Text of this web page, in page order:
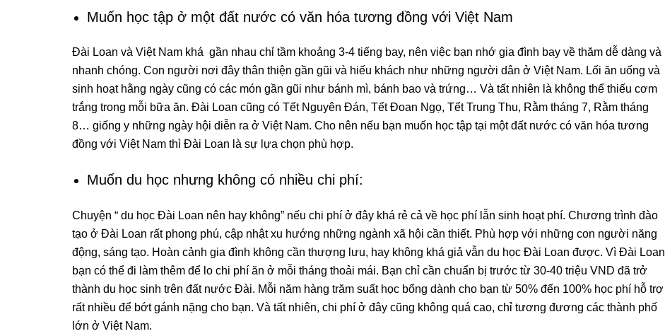
Muốn học tập ở một đất nước có văn hóa tương đồng với Việt Nam
Đài Loan và Việt Nam khá gần nhau chỉ tầm khoảng 3-4 tiếng bay, nên việc bạn nhớ gia đình bay về thăm dễ dàng và
nhanh chóng. Con người nơi đây thân thiện gần gũi và hiếu khách như những người dân ở Việt Nam. Lối ăn uống và
sinh hoạt hằng ngày cũng có các món gần gũi như bánh mì, bánh bao và trứng… Và tất nhiên là không thể thiếu cơm
trắng trong mỗi bữa ăn. Đài Loan cũng có Tết Nguyên Đán, Tết Đoan Ngọ, Tết Trung Thu, Rằm tháng 7, Rằm tháng
8… giống y những ngày hội diễn ra ở Việt Nam. Cho nên nếu bạn muốn học tập tại một đất nước có văn hóa tương
đồng với Việt Nam thì Đài Loan là sự lựa chọn phù hợp.
Muốn du học nhưng không có nhiều chi phí:
Chuyện “ du học Đài Loan nên hay không” nếu chi phí ở đây khá rẻ cả về học phí lẫn sinh hoạt phí. Chương trình đào
tạo ở Đài Loan rất phong phú, cập nhật xu hướng những ngành xã hội cần thiết. Phù hợp với những con người năng
động, sáng tạo. Hoàn cảnh gia đình không cần thượng lưu, hay không khá giả vẫn du học Đài Loan được. Vì Đài Loan
bạn có thể đi làm thêm để lo chi phí ăn ở mỗi tháng thoải mái. Bạn chỉ cần chuẩn bị trước từ 30-40 triệu VND đã trở
thành du học sinh trên đất nước Đài. Mỗi năm hàng trăm suất học bổng dành cho bạn từ 50% đến 100% học phí hỗ trợ
rất nhiều để bớt gánh nặng cho bạn. Và tất nhiên, chi phí ở đây cũng không quá cao, chỉ tương đương các thành phố
lớn ở Việt Nam.